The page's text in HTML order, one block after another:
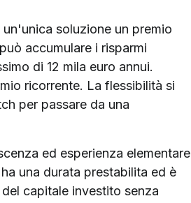
soluzione un premio
accumulare i risparmi
di 12 mila euro annui.
ricorrente. La flessibilità si
per passare da una
ed esperienza elementare
una durata prestabilita ed è
capitale investito senza